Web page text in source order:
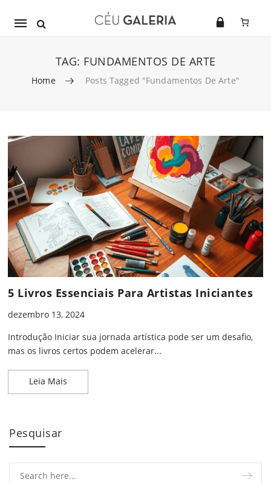
Mobile
TAG: FUNDAMENTOS DE ARTE
Home Posts Tagged "fundamentos De Arte"
Skip to content
5 Livros Essenciais Para Artistas Iniciantes
dezembro 13, 2024
Introdução Iniciar sua jornada artística pode ser um desafio,
mas os livros certos podem acelerar...
Leia Mais
Pesquisar